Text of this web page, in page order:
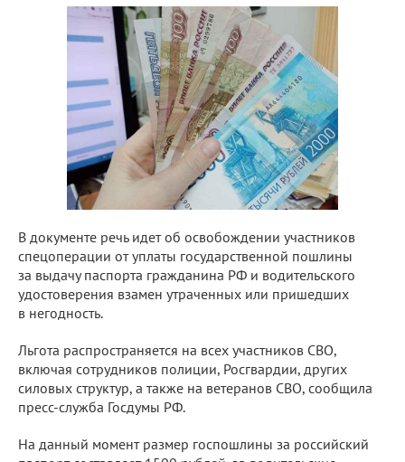
В документе речь идет об освобождении участников
спецоперации от уплаты государственной пошлины
за выдачу паспорта гражданина РФ и водительского
удостоверения взамен утраченных или пришедших
в негодность.
Льгота распространяется на всех участников СВО,
включая сотрудников полиции, Росгвардии, других
силовых структур, а также на ветеранов СВО, сообщила
пресс-служба Госдумы РФ.
На данный момент размер госпошлины за российский